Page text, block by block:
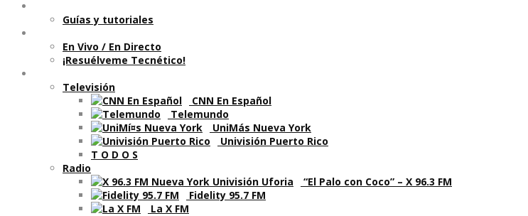
Guí­as y tutoriales
En Vivo / En Directo
¡Resuélveme Tecnético!
Televisión
CNN En Español
Telemundo
UniMás Nueva York
Univisión Puerto Rico
T O D O S
Radio
“El Palo con Coco” – X 96.3 FM
Fidelity 95.7 FM
La X FM